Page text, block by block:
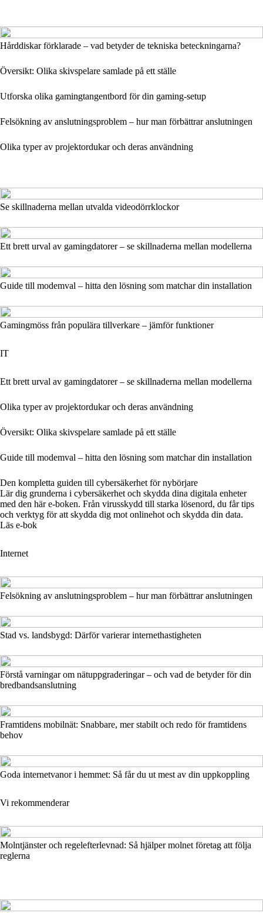
Hårddiskar förklarade – vad betyder de tekniska beteckningarna?
Översikt: Olika skivspelare samlade på ett ställe
Utforska olika gamingtangentbord för din gaming-setup
Felsökning av anslutningsproblem – hur man förbättrar anslutningen
Olika typer av projektordukar och deras användning
Se skillnaderna mellan utvalda videodörrklockor
Ett brett urval av gamingdatorer – se skillnaderna mellan modellerna
Guide till modemval – hitta den lösning som matchar din installation
Gamingmöss från populära tillverkare – jämför funktioner
IT
Ett brett urval av gamingdatorer – se skillnaderna mellan modellerna
Olika typer av projektordukar och deras användning
Översikt: Olika skivspelare samlade på ett ställe
Guide till modemval – hitta den lösning som matchar din installation
Den kompletta guiden till cybersäkerhet för nybörjare
Lär dig grunderna i cybersäkerhet och skydda dina digitala enheter
med den här e-boken. Från virusskydd till starka lösenord, du får tips
och verktyg för att skydda dig mot onlinehot och skydda din data.
Läs e-bok
Internet
Felsökning av anslutningsproblem – hur man förbättrar anslutningen
Stad vs. landsbygd: Därför varierar internethastigheten
Förstå varningar om nätuppgraderingar – och vad de betyder för din
bredbandsanslutning
Framtidens mobilnät: Snabbare, mer stabilt och redo för framtidens
behov
Goda internetvanor i hemmet: Så får du ut mest av din uppkoppling
Vi rekommenderar
Molntjänster och regelefterlevnad: Så hjälper molnet företag att följa
reglerna